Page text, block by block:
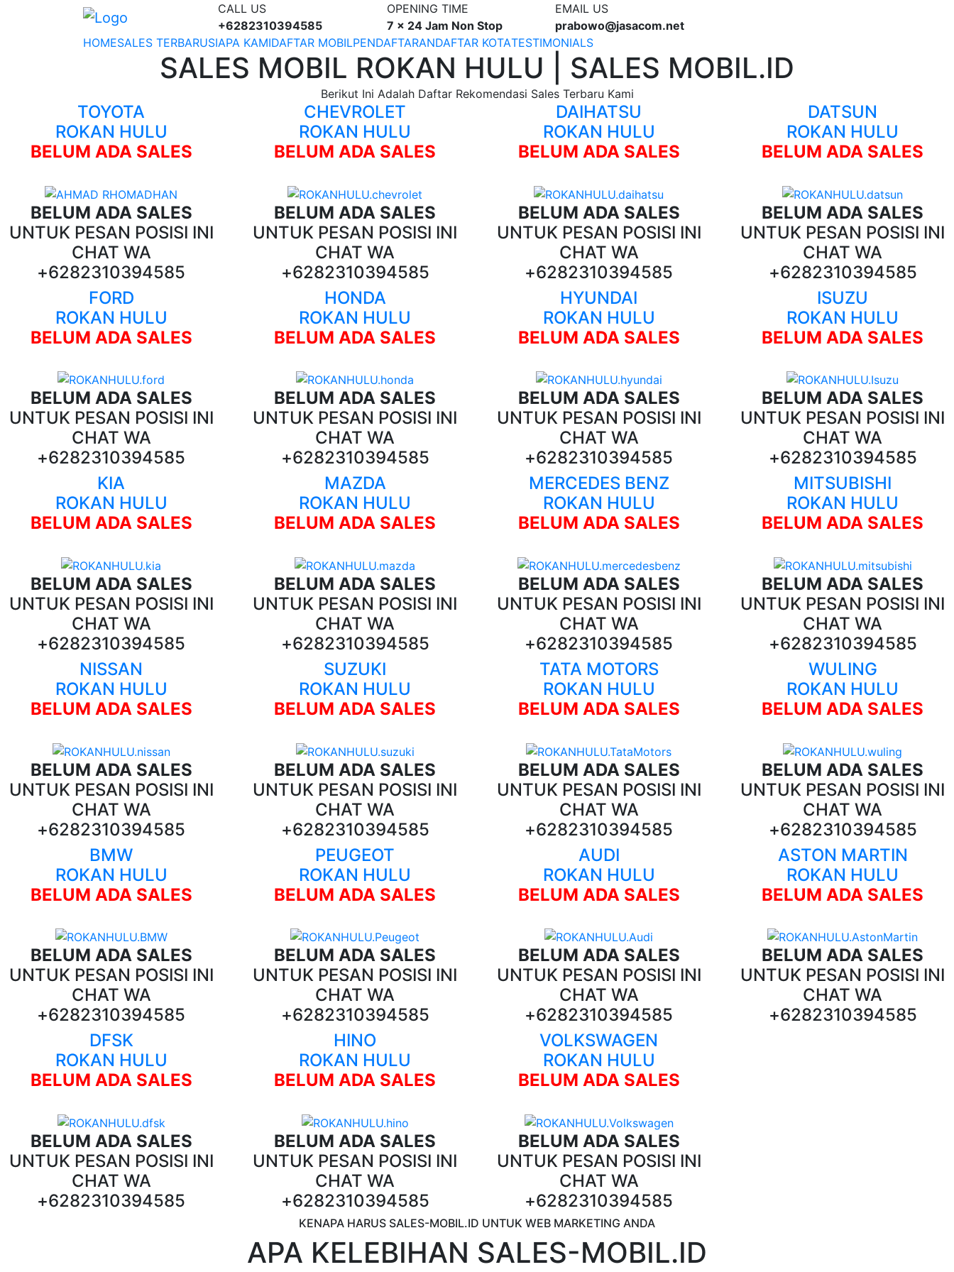
CALL US
+6282310394585
OPENING TIME
7 x 24 Jam Non Stop
EMAIL US
prabowo@jasacom.net
HOME(CURRENT)
SALES TERBARUSIAPA KAMIDAFTAR MOBILPENDAFTARANDAFTAR KOTATESTIMONIALS
SALES MOBIL ROKAN HULU | SALES MOBIL.ID
Berikut Ini Adalah Daftar Rekomendasi Sales Terbaru Kami
TOYOTA
ROKAN HULU
BELUM ADA SALES
BELUM ADA SALES
UNTUK PESAN POSISI INI
CHAT WA
+6282310394585
CHEVROLET
ROKAN HULU
BELUM ADA SALES
BELUM ADA SALES
UNTUK PESAN POSISI INI
CHAT WA
+6282310394585
DAIHATSU
ROKAN HULU
BELUM ADA SALES
BELUM ADA SALES
UNTUK PESAN POSISI INI
CHAT WA
+6282310394585
DATSUN
ROKAN HULU
BELUM ADA SALES
BELUM ADA SALES
UNTUK PESAN POSISI INI
CHAT WA
+6282310394585
FORD
ROKAN HULU
BELUM ADA SALES
BELUM ADA SALES
UNTUK PESAN POSISI INI
CHAT WA
+6282310394585
HONDA
ROKAN HULU
BELUM ADA SALES
BELUM ADA SALES
UNTUK PESAN POSISI INI
CHAT WA
+6282310394585
HYUNDAI
ROKAN HULU
BELUM ADA SALES
BELUM ADA SALES
UNTUK PESAN POSISI INI
CHAT WA
+6282310394585
ISUZU
ROKAN HULU
BELUM ADA SALES
BELUM ADA SALES
UNTUK PESAN POSISI INI
CHAT WA
+6282310394585
KIA
ROKAN HULU
BELUM ADA SALES
BELUM ADA SALES
UNTUK PESAN POSISI INI
CHAT WA
+6282310394585
MAZDA
ROKAN HULU
BELUM ADA SALES
BELUM ADA SALES
UNTUK PESAN POSISI INI
CHAT WA
+6282310394585
MERCEDES BENZ
ROKAN HULU
BELUM ADA SALES
BELUM ADA SALES
UNTUK PESAN POSISI INI
CHAT WA
+6282310394585
MITSUBISHI
ROKAN HULU
BELUM ADA SALES
BELUM ADA SALES
UNTUK PESAN POSISI INI
CHAT WA
+6282310394585
NISSAN
ROKAN HULU
BELUM ADA SALES
BELUM ADA SALES
UNTUK PESAN POSISI INI
CHAT WA
+6282310394585
SUZUKI
ROKAN HULU
BELUM ADA SALES
BELUM ADA SALES
UNTUK PESAN POSISI INI
CHAT WA
+6282310394585
TATA MOTORS
ROKAN HULU
BELUM ADA SALES
BELUM ADA SALES
UNTUK PESAN POSISI INI
CHAT WA
+6282310394585
WULING
ROKAN HULU
BELUM ADA SALES
BELUM ADA SALES
UNTUK PESAN POSISI INI
CHAT WA
+6282310394585
BMW
ROKAN HULU
BELUM ADA SALES
BELUM ADA SALES
UNTUK PESAN POSISI INI
CHAT WA
+6282310394585
PEUGEOT
ROKAN HULU
BELUM ADA SALES
BELUM ADA SALES
UNTUK PESAN POSISI INI
CHAT WA
+6282310394585
AUDI
ROKAN HULU
BELUM ADA SALES
BELUM ADA SALES
UNTUK PESAN POSISI INI
CHAT WA
+6282310394585
ASTON MARTIN
ROKAN HULU
BELUM ADA SALES
BELUM ADA SALES
UNTUK PESAN POSISI INI
CHAT WA
+6282310394585
DFSK
ROKAN HULU
BELUM ADA SALES
BELUM ADA SALES
UNTUK PESAN POSISI INI
CHAT WA
+6282310394585
HINO
ROKAN HULU
BELUM ADA SALES
BELUM ADA SALES
UNTUK PESAN POSISI INI
CHAT WA
+6282310394585
VOLKSWAGEN
ROKAN HULU
BELUM ADA SALES
BELUM ADA SALES
UNTUK PESAN POSISI INI
CHAT WA
+6282310394585
KENAPA HARUS SALES-MOBIL.ID UNTUK WEB MARKETING ANDA
APA KELEBIHAN SALES-MOBIL.ID